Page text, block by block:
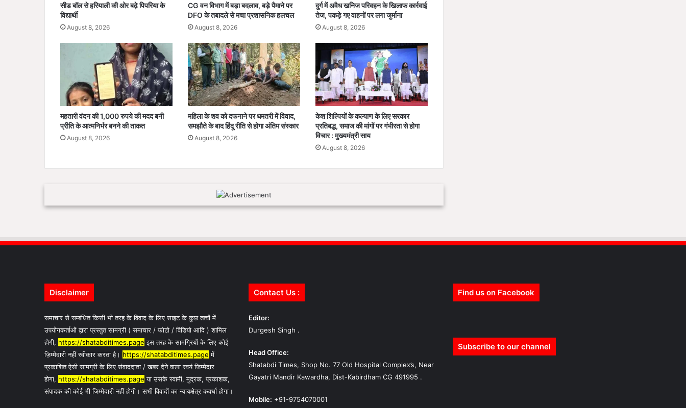
म्र
तो
ड़ा
म
ने
कि
या
अ
ना
व
र
ण
सीड बॉल से हरियाली की ओर बढ़े पिपरिया के
विद्यार्थी
August 8, 2026
CG वन विभाग में बड़ा बदलाव, बड़े पैमाने पर
DFO के तबादले से मचा प्रशासनिक हलचल
August 8, 2026
दुर्ग में अवैध खनिज परिवहन के खिलाफ कार्रवाई
तेज, पकड़े गए वाहनों पर लगा जुर्माना
August 8, 2026
महतारी वंदन की 1,000 रुपये की मदद बनी
प्रीति के आत्मनिर्भर बनने की ताकत
August 8, 2026
महिला के शव को दफनाने पर धमतरी में विवाद,
समझौते के बाद हिंदू रीति से होगा अंतिम संस्कार
August 8, 2026
केश शिल्पियों के कल्याण के लिए सरकार
प्रतिबद्ध, समाज की मांगों पर गंभीरता से होगा
विचार : मुख्यमंत्री साय
August 8, 2026
Disclaimer
समाचार से सम्बंधित किसी भी तरह के विवाद के लिए साइट के कुछ तत्वों में
उपयोगकर्ताओं द्वारा प्रस्तुत सामग्री ( समाचार / फोटो / विडियो आदि ) शामिल
होगी, https://shatabditimes.page इस तरह के सामग्रियों के लिए कोई
ज़िम्मेदारी नहीं स्वीकार करता है। https://shatabditimes.page में
प्रकाशित ऐसी सामग्री के लिए संवाददाता / खबर देने वाला स्वयं जिम्मेदार
होगा, https://shatabditimes.page या उसके स्वामी, मुद्रक, प्रकाशक,
संपादक की कोई भी जिम्मेदारी नहीं होगी। सभी विवादों का न्यायक्षेत्र कवर्धा होगा।
Contact Us :
Editor:
Durgesh Singh .
Head Office:
Shatabdi Times, Shop No. 77 Old Hospital Complex’s, Near
Gayatri Mandir Kawardha, Dist-Kabirdham CG 491995 .
Mobile: +91-9754070001
Find us on Facebook
Subscribe to our channel